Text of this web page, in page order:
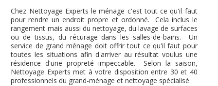
Chez Nettoyage Experts le ménage c'est tout ce qu'il faut
pour rendre un endroit propre et ordonné. Cela inclus le
rangement mais aussi du nettoyage, du lavage de surfaces
ou de tissus, du récurage dans les salles-de-bains. Un
service de grand ménage doit offrir tout ce qu'il faut pour
toutes les situations afin d'arriver au résultat voulus une
résidence d'une propreté impeccable. Selon la saison,
Nettoyage Experts met à votre disposition entre 30 et 40
professionnels du grand-ménage et nettoyage spécialisé.